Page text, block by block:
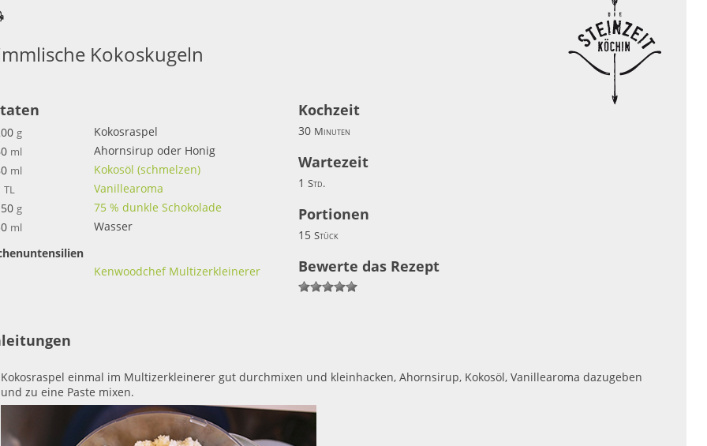
Kokoskugeln
g
Kokosraspel
ml
Ahornsirup oder Honig
ml
Kokosöl (schmelzen)
TL
Vanillearoma
g
75 % dunkle Schokolade
ml
Wasser
Kenwoodchef Multizerkleinerer
Kochzeit
30 Minuten
Wartezeit
1 Std.
Portionen
15 Stück
Bewerte das Rezept
1 2 3 4 5
Kokosraspel einmal im Multizerkleinerer gut durchmixen und kleinhacken, Ahornsirup, Kokosöl, Vanillearoma dazugeben
und zu eine Paste mixen.